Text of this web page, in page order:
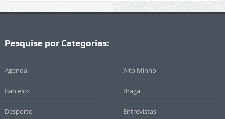
Pesquise por Categorias:
Agenda Alto Minho
Barcelos Braga
Desporto Entrevistas